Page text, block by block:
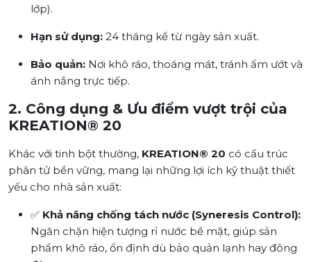
lớp).
Hạn sử dụng: 24 tháng kể từ ngày sản xuất.
Bảo quản: Nơi khô ráo, thoáng mát, tránh ẩm ướt và
ánh nắng trực tiếp.
2. Công dụng & Ưu điểm vượt trội của
KREATION® 20
Khác với tinh bột thường, KREATION® 20 có cấu trúc
phân tử bền vững, mang lại những lợi ích kỹ thuật thiết
yếu cho nhà sản xuất:
✅ Khả năng chống tách nước (Syneresis Control):
Ngăn chặn hiện tượng rỉ nước bề mặt, giúp sản
phẩm khô ráo, ổn định dù bảo quản lạnh hay đông